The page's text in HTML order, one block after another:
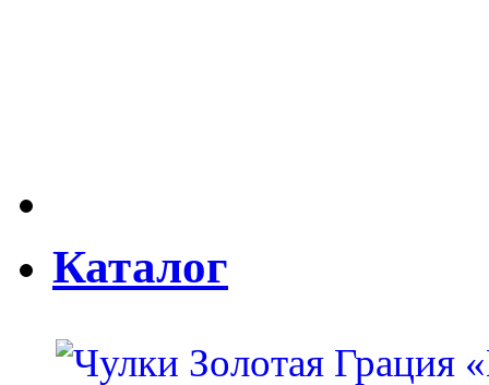
Каталог